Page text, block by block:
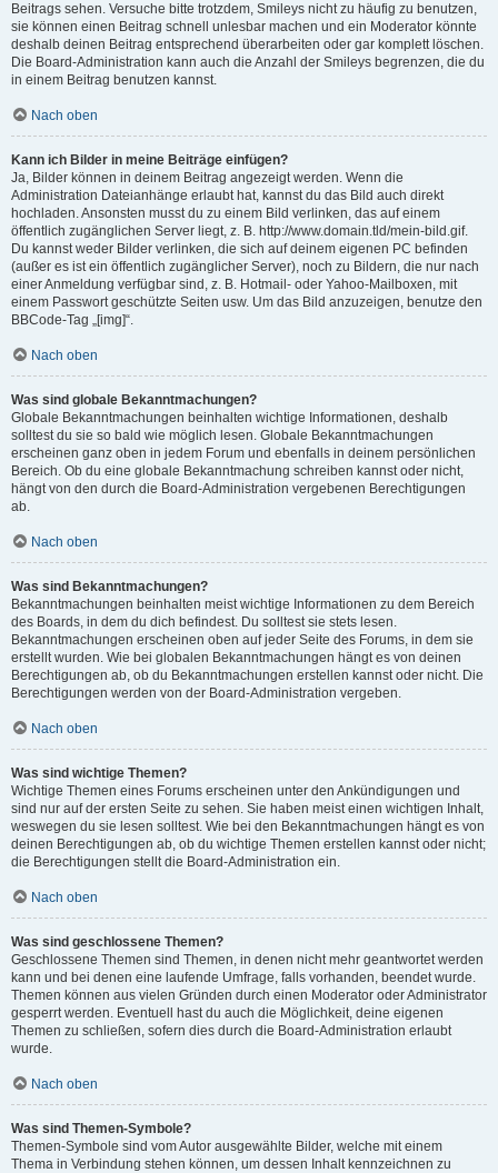
Beitrags sehen. Versuche bitte trotzdem, Smileys nicht zu häufig zu benutzen,
sie können einen Beitrag schnell unlesbar machen und ein Moderator könnte
deshalb deinen Beitrag entsprechend überarbeiten oder gar komplett löschen.
Die Board-Administration kann auch die Anzahl der Smileys begrenzen, die du
in einem Beitrag benutzen kannst.
Nach oben
Kann ich Bilder in meine Beiträge einfügen?
Ja, Bilder können in deinem Beitrag angezeigt werden. Wenn die
Administration Dateianhänge erlaubt hat, kannst du das Bild auch direkt
hochladen. Ansonsten musst du zu einem Bild verlinken, das auf einem
öffentlich zugänglichen Server liegt, z. B. http://www.domain.tld/mein-bild.gif.
Du kannst weder Bilder verlinken, die sich auf deinem eigenen PC befinden
(außer es ist ein öffentlich zugänglicher Server), noch zu Bildern, die nur nach
einer Anmeldung verfügbar sind, z. B. Hotmail- oder Yahoo-Mailboxen, mit
einem Passwort geschützte Seiten usw. Um das Bild anzuzeigen, benutze den
BBCode-Tag „[img]“.
Nach oben
Was sind globale Bekanntmachungen?
Globale Bekanntmachungen beinhalten wichtige Informationen, deshalb
solltest du sie so bald wie möglich lesen. Globale Bekanntmachungen
erscheinen ganz oben in jedem Forum und ebenfalls in deinem persönlichen
Bereich. Ob du eine globale Bekanntmachung schreiben kannst oder nicht,
hängt von den durch die Board-Administration vergebenen Berechtigungen
ab.
Nach oben
Was sind Bekanntmachungen?
Bekanntmachungen beinhalten meist wichtige Informationen zu dem Bereich
des Boards, in dem du dich befindest. Du solltest sie stets lesen.
Bekanntmachungen erscheinen oben auf jeder Seite des Forums, in dem sie
erstellt wurden. Wie bei globalen Bekanntmachungen hängt es von deinen
Berechtigungen ab, ob du Bekanntmachungen erstellen kannst oder nicht. Die
Berechtigungen werden von der Board-Administration vergeben.
Nach oben
Was sind wichtige Themen?
Wichtige Themen eines Forums erscheinen unter den Ankündigungen und
sind nur auf der ersten Seite zu sehen. Sie haben meist einen wichtigen Inhalt,
weswegen du sie lesen solltest. Wie bei den Bekanntmachungen hängt es von
deinen Berechtigungen ab, ob du wichtige Themen erstellen kannst oder nicht;
die Berechtigungen stellt die Board-Administration ein.
Nach oben
Was sind geschlossene Themen?
Geschlossene Themen sind Themen, in denen nicht mehr geantwortet werden
kann und bei denen eine laufende Umfrage, falls vorhanden, beendet wurde.
Themen können aus vielen Gründen durch einen Moderator oder Administrator
gesperrt werden. Eventuell hast du auch die Möglichkeit, deine eigenen
Themen zu schließen, sofern dies durch die Board-Administration erlaubt
wurde.
Nach oben
Was sind Themen-Symbole?
Themen-Symbole sind vom Autor ausgewählte Bilder, welche mit einem
Thema in Verbindung stehen können, um dessen Inhalt kennzeichnen zu